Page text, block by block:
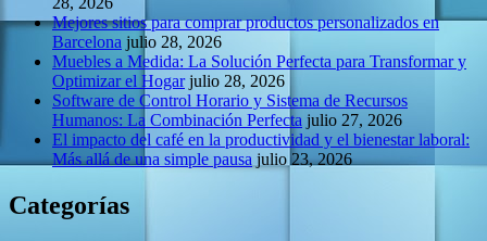
Mejores sitios para comprar productos personalizados en
Barcelona julio 28, 2026
Muebles a Medida: La Solución Perfecta para Transformar y
Optimizar el Hogar julio 28, 2026
Software de Control Horario y Sistema de Recursos
Humanos: La Combinación Perfecta julio 27, 2026
El impacto del café en la productividad y el bienestar laboral:
Más allá de una simple pausa julio 23, 2026
Categorías